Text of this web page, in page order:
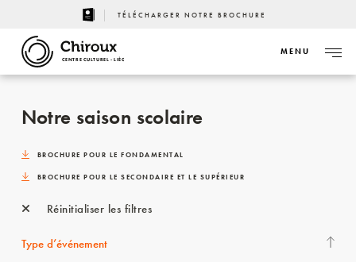
TÉLÉCHARGER NOTRE BROCHURE
CENTRE CULTUREL - LIÈGE
MENU
Notre saison scolaire
BROCHURE POUR LE FONDAMENTAL
BROCHURE POUR LE SECONDAIRE ET LE SUPÉRIEUR
Réinitialiser les filtres
Type d’événement